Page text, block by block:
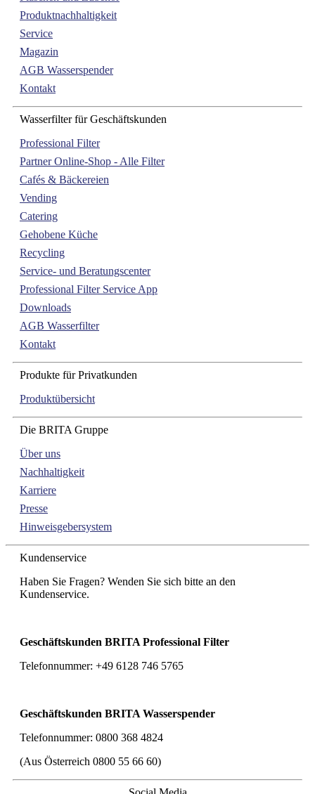
Produktnachhaltigkeit
Service
Magazin
AGB Wasserspender
Kontakt
Wasserfilter für Geschäftskunden
Professional Filter
Partner Online-Shop - Alle Filter
Cafés & Bäckereien
Vending
Catering
Gehobene Küche
Recycling
Service- und Beratungscenter
Professional Filter Service App
Downloads
AGB Wasserfilter
Kontakt
Produkte für Privatkunden
Produktübersicht
Die BRITA Gruppe
Über uns
Nachhaltigkeit
Karriere
Presse
Hinweisgebersystem
Kundenservice
Haben Sie Fragen? Wenden Sie sich bitte an den
Kundenservice.
Geschäftskunden BRITA Professional Filter
Telefonnummer: +49 6128 746 5765
Geschäftskunden BRITA Wasserspender
Telefonnummer: 0800 368 4824
(Aus Österreich 0800 55 66 60)